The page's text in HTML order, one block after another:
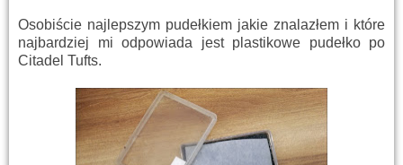
Osobiście najlepszym pudełkiem jakie znalazłem i które
najbardziej mi odpowiada jest plastikowe pudełko po
Citadel Tufts.